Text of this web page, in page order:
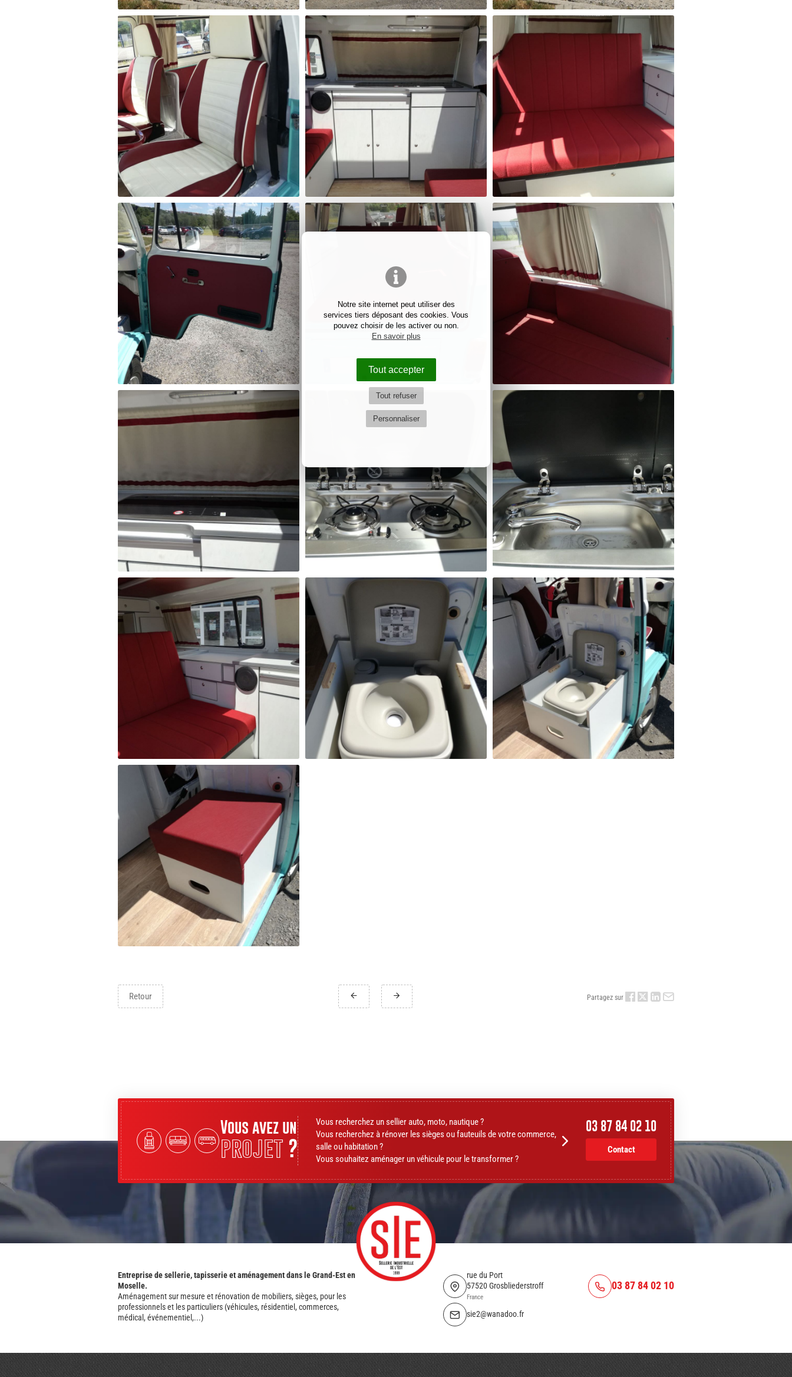
Notre site internet peut utiliser des
services tiers déposant des cookies. Vous
pouvez choisir de les activer ou non.
En savoir plus
Tout accepter
Tout refuser
Personnaliser
Retour Partagez sur
Vous avez un
projet ?
Vous recherchez un sellier auto, moto, nautique ?
Vous recherchez à rénover les sièges ou fauteuils de votre commerce,
salle ou habitation ?
Vous souhaitez aménager un véhicule pour le transformer ?
03 87 84 02 10
Contact
Entreprise de sellerie, tapisserie et aménagement dans le Grand-Est en
Moselle.
Aménagement sur mesure et rénovation de mobiliers, sièges, pour les
professionnels et les particuliers (véhicules, résidentiel, commerces,
médical, événementiel,...)
rue du Port
57520 Grosbliederstroff
France
03 87 84 02 10
sie2@wanadoo.fr